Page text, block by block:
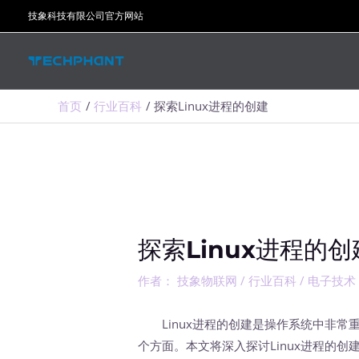
至
技象科技有限公司官方网站
首页 行业百科 探索Linux进程的创建
探索Linux进程的创
作者： 技象物联网/行业百科 / 电子技术
Linux进程的创建是操作系统中非常重
个方面。本文将深入探讨Linux进程的创